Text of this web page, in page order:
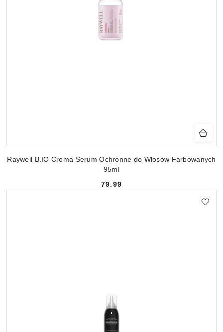
Raywell B.IO Croma Serum Ochronne do Włosów Farbowanych
95ml
Cena:
79.99